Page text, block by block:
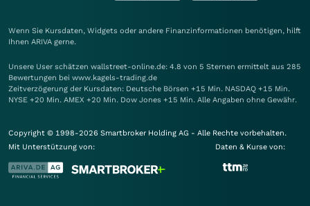
Wenn Sie Kursdaten, Widgets oder andere Finanzinformationen benötigen, hilft
Ihnen ARIVA gerne.
Unsere User schätzen wallstreet-online.de: 4.8 von 5 Sternen ermittelt aus 285
Bewertungen bei www.kagels-trading.de
Zeitverzögerung der Kursdaten: Deutsche Börsen +15 Min. NASDAQ +15 Min.
NYSE +20 Min. AMEX +20 Min. Dow Jones +15 Min. Alle Angaben ohne Gewähr.
Copyright © 1998-2026 Smartbroker Holding AG - Alle Rechte vorbehalten.
Mit Unterstützung von:
Daten & Kurse von: